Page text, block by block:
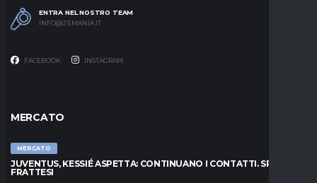
ENTRA NEL NOSTRO TEAM
INFO@ZEMANIA.IT
FACEBOOK INSTAGRAM
MERCATO
MERCATO
JUVENTUS, KESSIÉ ASPETTA: CONTINUANO I CONTATTI. SPUNTA
FRATTESI